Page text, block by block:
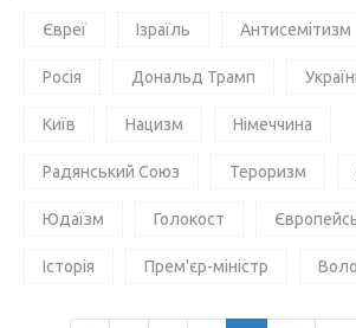
Євреї Ізраїль Антисемітизм
Росія Дональд Трамп
Київ Нацизм Німеччина
Радянський Союз Тероризм
Юдаїзм Голокост
Історія Прем'єр-міністр